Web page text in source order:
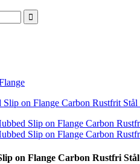
on Flange Carbon Rustfri Stål